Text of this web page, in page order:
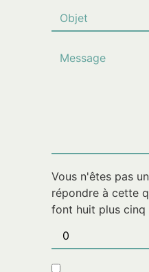
Vous n'êtes pas
répondre à cette
font huit plus cinq